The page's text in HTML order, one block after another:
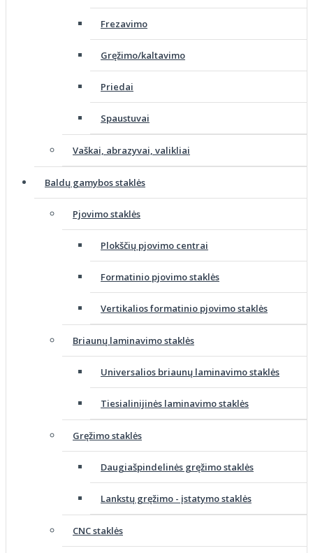
Frezavimo
Gręžimo/kaltavimo
Priedai
Spaustuvai
Vaškai, abrazyvai, valikliai
Baldų gamybos staklės
Pjovimo staklės
Plokščių pjovimo centrai
Formatinio pjovimo staklės
Vertikalios formatinio pjovimo staklės
Briaunų laminavimo staklės
Universalios briaunų laminavimo staklės
Tiesialinijinės laminavimo staklės
Gręžimo staklės
Daugiašpindelinės gręžimo staklės
Lankstų gręžimo - įstatymo staklės
CNC staklės